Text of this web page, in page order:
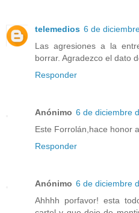
telemedios 6 de
Las agresiones a la
borrar. Agradezco el dato
Responder
Anónimo 6 de diciembre
Este Forrolán,hace honor
Responder
Anónimo 6 de diciembre
Ahhhh porfavor! esta